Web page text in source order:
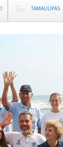
TAMAULIPAS